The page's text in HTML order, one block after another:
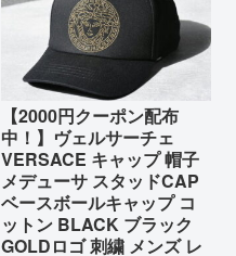
【2000円クーポン配布
中！】ヴェルサーチェ
VERSACE キャップ 帽子
メデューサ スタッドCAP
ベースボールキャップ コ
ットン BLACK ブラック
GOLDロゴ 刺繍 メンズ レ